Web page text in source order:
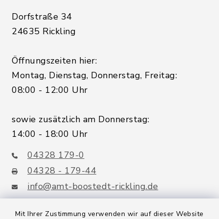
Mit Ihrer Zustimmung verwenden wir auf dieser Website
Dorfstraße 34
24635 Rickling
Öffnungszeiten hier:
Montag, Dienstag, Donnerstag, Freitag:
08:00 - 12:00 Uhr
sowie zusätzlich am Donnerstag:
14:00 - 18:00 Uhr
04328 179-0
04328 - 179-44
info@amt-boostedt-rickling.de